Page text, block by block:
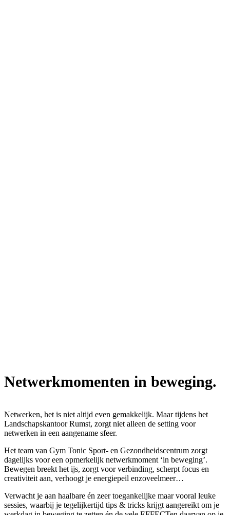
Netwerkmomenten in beweging.
Netwerken, het is niet altijd even gemakkelijk. Maar tijdens het
Landschapskantoor Rumst, zorgt niet alleen de setting voor
netwerken in een aangename sfeer.
Het team van Gym Tonic Sport- en Gezondheidscentrum zorgt
dagelijks voor een opmerkelijk netwerkmoment ‘in beweging’.
Bewegen breekt het ijs, zorgt voor verbinding, scherpt focus en
creativiteit aan, verhoogt je energiepeil enzoveelmeer…
Verwacht je aan haalbare én zeer toegankelijke maar vooral leuke
sessies, waarbij je tegelijkertijd tips & tricks krijgt aangereikt om je